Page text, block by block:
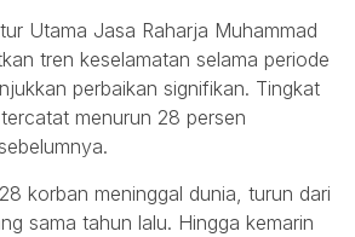
Utama Jasa Raharja Muhammad
tren keselamatan selama periode
perbaikan signifikan. Tingkat
menurun 28 persen
korban meninggal dunia, turun dari
sama tahun lalu. Hingga kemarin